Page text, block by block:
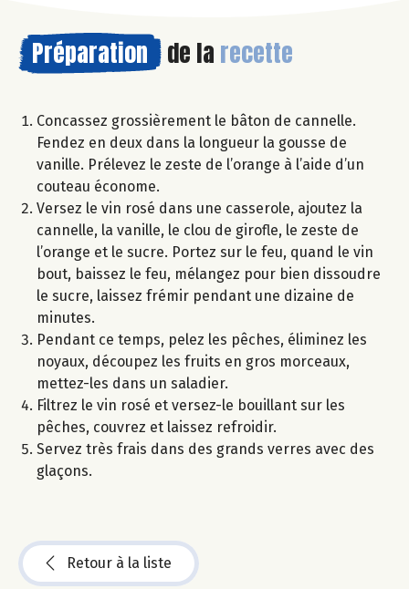
Préparation de la recette
Concassez grossièrement le bâton de cannelle.
Fendez en deux dans la longueur la gousse de
vanille. Prélevez le zeste de l’orange à l’aide d’un
couteau économe.
Versez le vin rosé dans une casserole, ajoutez la
cannelle, la vanille, le clou de girofle, le zeste de
l’orange et le sucre. Portez sur le feu, quand le vin
bout, baissez le feu, mélangez pour bien dissoudre
le sucre, laissez frémir pendant une dizaine de
minutes.
Pendant ce temps, pelez les pêches, éliminez les
noyaux, découpez les fruits en gros morceaux,
mettez-les dans un saladier.
Filtrez le vin rosé et versez-le bouillant sur les
pêches, couvrez et laissez refroidir.
Servez très frais dans des grands verres avec des
glaçons.
Retour à la liste